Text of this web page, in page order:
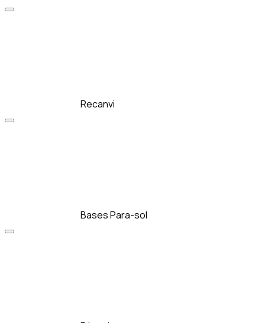
Recanvi
Bases Para-sol